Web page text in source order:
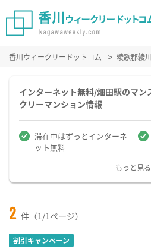
香川ウィークリードットコム 綾歌郡綾
インターネット無料/畑田駅のマン
クリーマンション情報
滞在中はずっとインターネ
ット無料
もっと見る
2 件（1/1ページ）
割引キャンペーン